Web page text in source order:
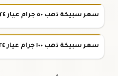
سعر سبيكة ذهب ٥٠ جرام عيار ٢٤
سعر سبيكة ذهب ١٠٠ جرام عيار ٢٤